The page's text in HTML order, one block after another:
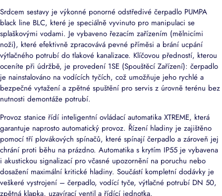
Srdcem sestavy je výkonné ponorné odstředivé čerpadlo PUMPA
black line BLC, které je speciálně vyvinuto pro manipulaci se
splaškovými vodami. Je vybaveno řezacím zařízením (mělnicími
noži), které efektivně zpracovává pevné příměsi a brání ucpání
výtlačného potrubí do tlakové kanalizace. Klíčovou předností, kterou
oceníte při údržbě, je provedení 1SE (Spouštěcí Zařízení): čerpadlo
je nainstalováno na vodících tyčích, což umožňuje jeho rychlé a
bezpečné vytažení a zpětné spuštění pro servis z úrovně terénu bez
nutnosti demontáže potrubí.
Provoz stanice řídí inteligentní ovládací automatika XTREME, která
garantuje naprosto automatický provoz. Řízení hladiny je zajištěno
pomocí tří plovákových spínačů, které spínají čerpadlo a zároveň jej
chrání proti běhu na prázdno. Automatika s krytím IP55 je vybavena
i akustickou signalizací pro včasné upozornění na poruchu nebo
dosažení maximální kritické hladiny. Součástí kompletní dodávky je
veškeré vystrojení – čerpadlo, vodící tyče, výtlačné potrubí DN 50,
zpětná klapka, uzavírací ventil a řídící jednotka.